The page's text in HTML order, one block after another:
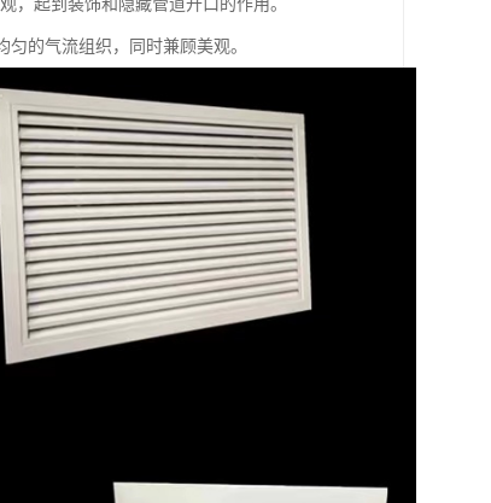
，起到装饰和隐藏管道开口的作用。
的气流组织，同时兼顾美观。